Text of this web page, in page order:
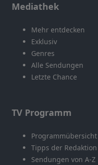
Mediathek
Mehr entdecken
Exklusiv
Genres
Alle Sendungen
Letzte Chance
TV Programm
Programmübersicht
Tipps der Redaktion
Sendungen von A-Z